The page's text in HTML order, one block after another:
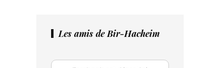
Les amis de Bir-Hacheim